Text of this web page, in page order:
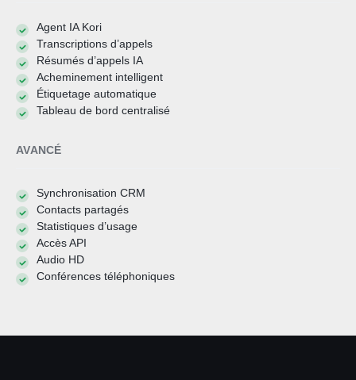
Agent IA Kori
Transcriptions d’appels
Résumés d’appels IA
Acheminement intelligent
Étiquetage automatique
Tableau de bord centralisé
AVANCÉ
Synchronisation CRM
Contacts partagés
Statistiques d’usage
Accès API
Audio HD
Conférences téléphoniques